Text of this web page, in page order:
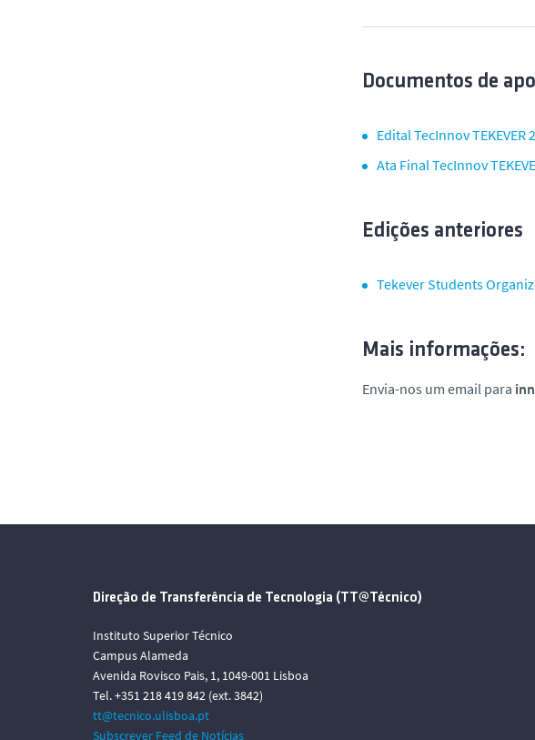
Documentos de
Edital TecInnov TEKEVER
Ata Final TecInnov
Edições anteriores
Tekever Students
Mais informações:
Envia-nos um email para
Direção de Transferência de Tecnologia (TT@Técnico)
Instituto Superior Técnico
Campus Alameda
Avenida Rovisco Pais, 1, 1049-001 Lisboa
Tel. +351 218 419 842 (ext. 3842)
tt@tecnico.ulisboa.pt
Subscrever Feed de Notícias